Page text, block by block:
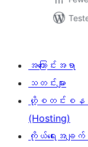
အကြောင်းအရာ
သတင်းများ
ဟို့စတင်းစ
(Hosting)
ကိုယ်ရေးအခ